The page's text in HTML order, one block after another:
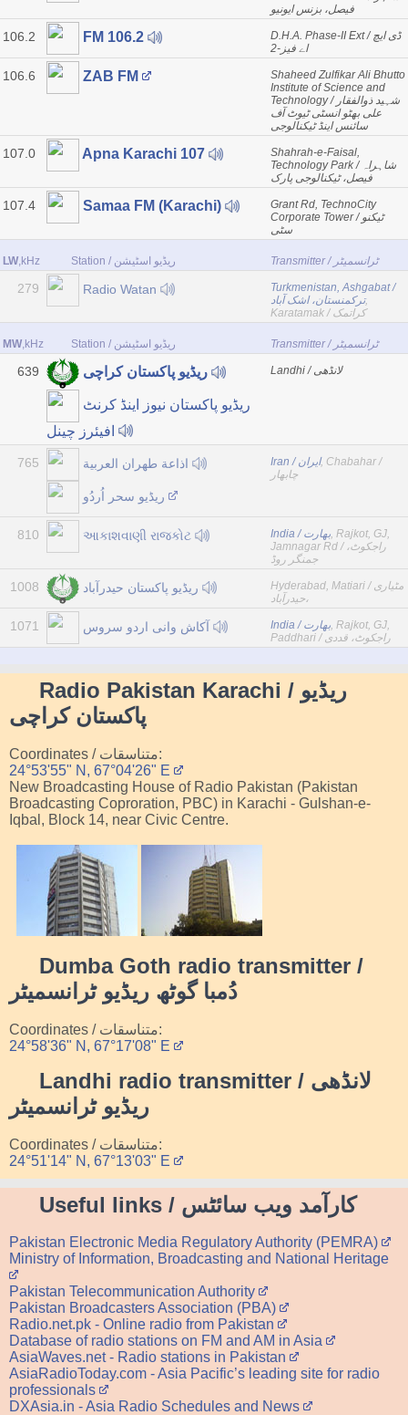
فیصل، بزنس ایونیو
106.2 FM 106.2
D.H.A. Phase-II Ext / ڈی ایچ
اے فیز-2
106.6 ZAB FM
Shaheed Zulfikar Ali Bhutto
Institute of Science and
Technology / شہید ذوالفقار
علی بھٹو انسٹی ٹیوٹ آف
سائنس اینڈ ٹیکنالوجی
107.0 Apna Karachi 107
Shahrah-e-Faisal,
Technology Park / شاہراہ
فیصل، ٹیکنالوجی پارک
107.4 Samaa FM (Karachi)
Grant Rd, TechnoCity
Corporate Tower / ٹیکنو
سٹی
LW,kHz Station / ریڈیو اسٹیشن Transmitter / ٹرانسمیٹر
279 Radio Watan
Turkmenistan, Ashgabat /
ترکمنستان، اشک آباد,
Karatamak / کراتمک
MW,kHz Station / ریڈیو اسٹیشن Transmitter / ٹرانسمیٹر
639 Landhi / لانڈھی
765 Iran / ایران, Chabahar /
چابهار
810 આકાશવાણી રાજકોટ India / بھارت, Rajkot, GJ,
Jamnagar Rd / راجکوٹ،
جمنگر روڈ
1008
Hyderabad, Matiari / مٹیاری
،حیدرآباد
1071 India / بھارت, Rajkot, GJ,
Paddhari / راجکوٹ، قددی
Radio Pakistan Karachi / ریڈیو
پاکستان کراچی
Coordinates / متناسقات:
24°53'55" N, 67°04'26" E
New Broadcasting House of Radio Pakistan (Pakistan
Broadcasting Coproration, PBC) in Karachi - Gulshan-e-
Iqbal, Block 14, near Civic Centre.
Dumba Goth radio transmitter /
دُمبا گوٹھ ریڈیو ٹرانسمیٹر
Coordinates / متناسقات:
24°58'36" N, 67°17'08" E
Landhi radio transmitter / لانڈھی
ریڈیو ٹرانسمیٹر
Coordinates / متناسقات:
24°51'14" N, 67°13'03" E
Useful links / کارآمد ویب سائٹس
Pakistan Electronic Media Regulatory Authority (PEMRA)
Ministry of Information, Broadcasting and National Heritage
Pakistan Telecommunication Authority
Pakistan Broadcasters Association (PBA)
Radio.net.pk - Online radio from Pakistan
Database of radio stations on FM and AM in Asia
AsiaWaves.net - Radio stations in Pakistan
AsiaRadioToday.com - Asia Pacific’s leading site for radio
professionals
DXAsia.in - Asia Radio Schedules and News